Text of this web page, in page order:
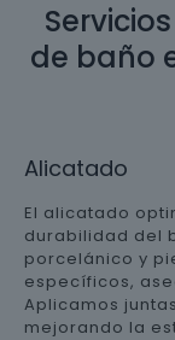
de baño
Alicatado
El alicatado
durabilidad del
porcelánico y
específicos,
Aplicamos
mejorando la